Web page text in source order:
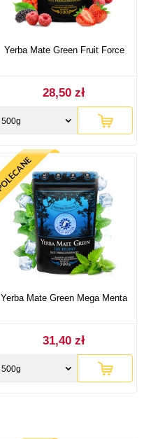
Yerba Mate Green Fruit Force
28,50 zł
500g
Yerba Mate Green Mega Menta
31,40 zł
500g